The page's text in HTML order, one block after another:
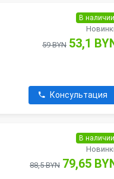
В наличии
59 BYN 53,1
Консультация
В наличии
88,5 BYN 79,65